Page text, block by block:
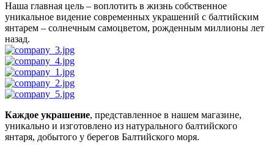
Наша главная цель – воплотить в жизнь собственное
уникальное видение современных украшений с балтийским
янтарем – солнечным самоцветом, рожденным миллионы лет
назад.
Каждое украшение, представленное в нашем магазине,
уникально и изготовлено из натурального балтийского
янтаря, добытого у берегов Балтийского моря.